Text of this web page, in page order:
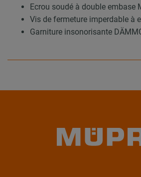
Ecrou soudé à double embase
Vis de fermeture imperdable à
Garniture insonorisante